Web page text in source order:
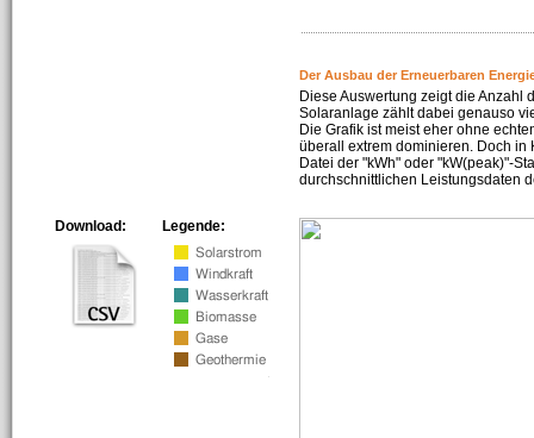
Der Ausbau der Erneuerbaren
Diese Auswertung zeigt die Anzahl
Solaranlage zählt dabei genauso
Die Grafik ist meist eher ohne
überall extrem dominieren. Doch in
Datei der "kWh" oder "kW(peak)"-
durchschnittlichen Leistungsdaten
Legende:
Download: